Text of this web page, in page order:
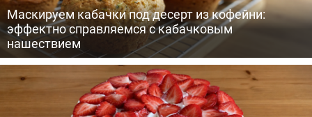
Маскируем кабачки под десерт из кофейни:
эффектно справляемся с кабачковым
нашествием